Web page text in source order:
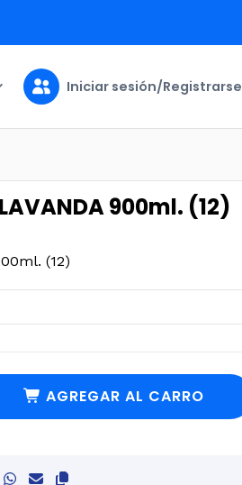
Iniciar sesión/Registrarse
LAVANDA 900ml. (12)
(12)
AGREGAR AL CARRO